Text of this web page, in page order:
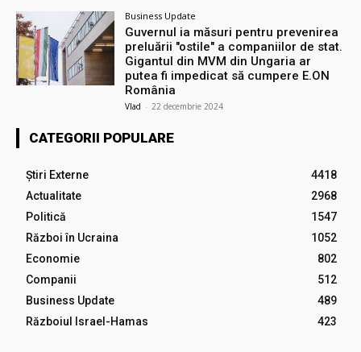
Business Update
Guvernul ia măsuri pentru prevenirea
preluării ″ostile″ a companiilor de stat.
Gigantul din MVM din Ungaria ar
putea fi impedicat să cumpere E.ON
România
Vlad - 22 decembrie 2024
CATEGORII POPULARE
Știri Externe
4418
Actualitate
2968
Politică
1547
Război în Ucraina
1052
Economie
802
Companii
512
Business Update
489
Războiul Israel-Hamas
423